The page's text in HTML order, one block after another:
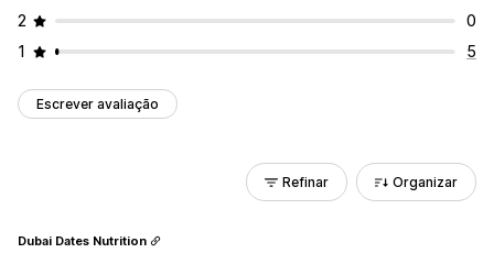
2
0
1
5
Escrever avaliação
Refinar Organizar
Dubai Dates Nutrition